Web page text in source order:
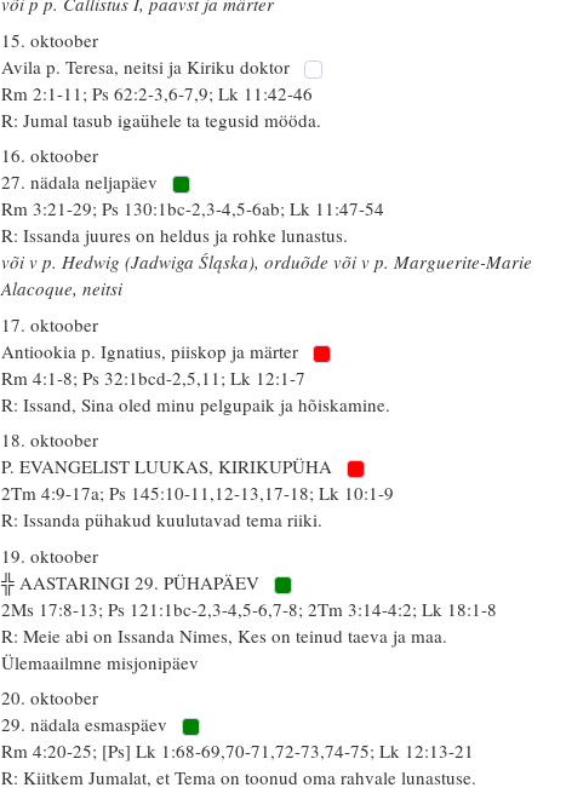
15. oktoober
Avila p. Teresa, neitsi ja Kiriku doktor
Rm 2:1-11; Ps 62:2-3,6-7,9; Lk 11:42-46
R: Jumal tasub igaühele ta tegusid mööda.
16. oktoober
27. nädala neljapäev
Rm 3:21-29; Ps 130:1bc-2,3-4,5-6ab; Lk 11:47-54
R: Issanda juures on heldus ja rohke lunastus.
või v p. Hedwig (Jadwiga Śląska), orduõde või v p. Marguerite-Marie
Alacoque, neitsi
17. oktoober
Antiookia p. Ignatius, piiskop ja märter
Rm 4:1-8; Ps 32:1bcd-2,5,11; Lk 12:1-7
R: Issand, Sina oled minu pelgupaik ja hõiskamine.
18. oktoober
P. EVANGELIST LUUKAS, KIRIKUPÜHA
2Tm 4:9-17a; Ps 145:10-11,12-13,17-18; Lk 10:1-9
R: Issanda pühakud kuulutavad tema riiki.
19. oktoober
╬ AASTARINGI 29. PÜHAPÄEV
2Ms 17:8-13; Ps 121:1bc-2,3-4,5-6,7-8; 2Tm 3:14-4:2; Lk 18:1-8
R: Meie abi on Issanda Nimes, Kes on teinud taeva ja maa.
Ülemaailmne misjonipäev
20. oktoober
29. nädala esmaspäev
Rm 4:20-25; [Ps] Lk 1:68-69,70-71,72-73,74-75; Lk 12:13-21
R: Kiitkem Jumalat, et Tema on toonud oma rahvale lunastuse.